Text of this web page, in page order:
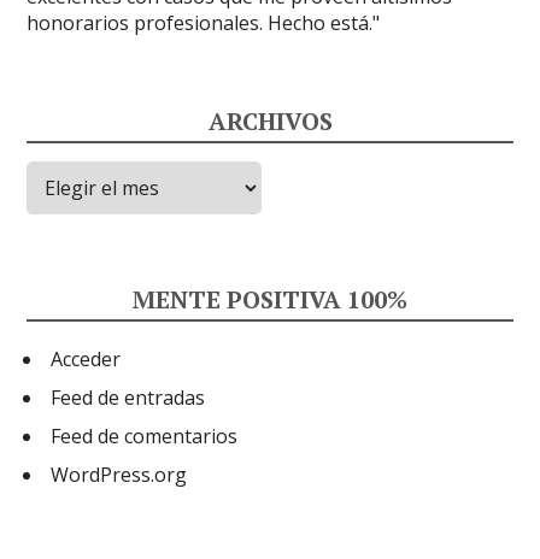
ARCHIVOS
Archivos
MENTE POSITIVA 100%
Acceder
Feed de entradas
Feed de comentarios
WordPress.org